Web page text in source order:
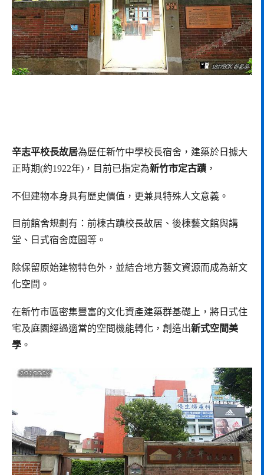
辛志平校長故居為歷任新竹中學校長宿舍，建築於日據大
正時期(約1922年)，目前已指定為新竹市定古蹟 ，
不但建物本身具有歷史價值，更兼具特殊人文意義。
目前館舍規劃有：前棟古蹟校長故居、後棟藝文館與講
堂、日式宿舍庭園等。
除保留原始建物特色外，並結合地方藝文資源而成為新文
化空間。
在新竹市區密集豐富的文化資產建築群基礎上，將日式住
宅及庭園經過適當的空間機能轉化，創造出新式空間美
學 。